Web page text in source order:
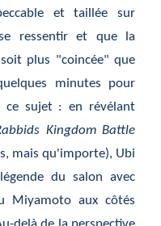
et taillée sur
ressentir et que la
plus "coincée" que
minutes pour
ce sujet : en révélant
Kingdom Battle
mais qu'importe), Ubi
du salon avec
Miyamoto aux côtés